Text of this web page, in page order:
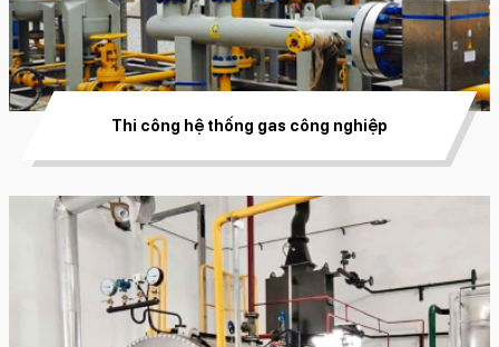
Thi công hệ thống gas công nghiệp